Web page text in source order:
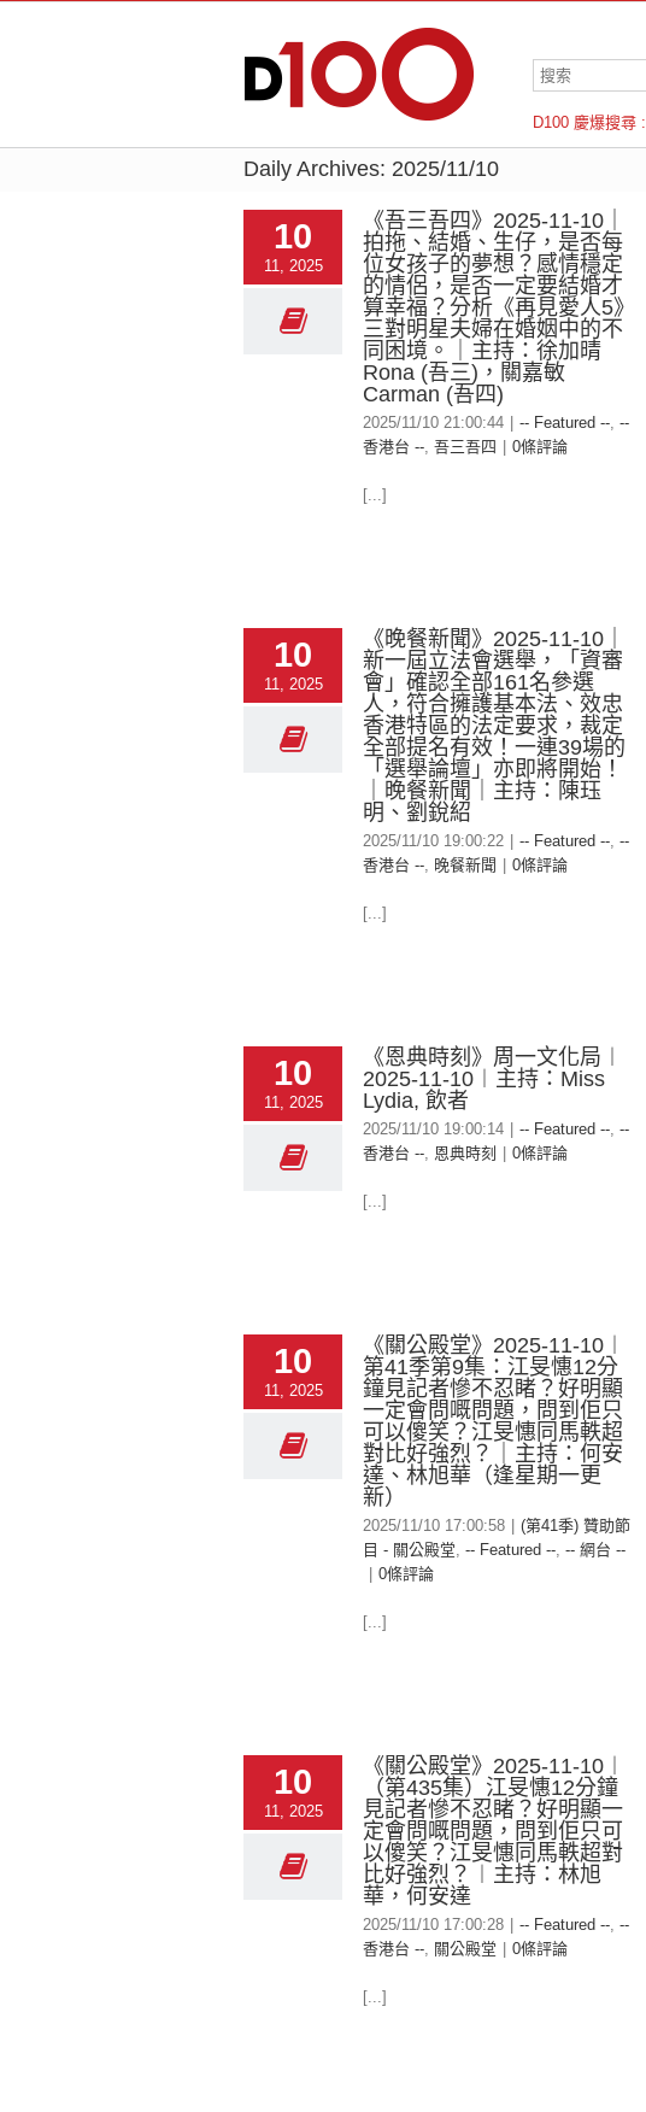
D100 慶爆搜尋 :
羅倫斯
Daily Archives: 2025/11/10
10
11, 2025
《吾三吾四》2025-11-10｜
拍拖、結婚、生仔，是否每
位女孩子的夢想？感情穩定
的情侶，是否一定要結婚才
算幸福？分析《再見愛人5》
三對明星夫婦在婚姻中的不
同困境。｜主持：徐加晴
Rona (吾三)，關嘉敏
Carman (吾四)
2025/11/10 21:00:44 -- Featured --, --
香港台 --, 吾三吾四 0條評論
[...]
10
11, 2025
《晚餐新聞》2025-11-10｜
新一屆立法會選舉，「資審
會」確認全部161名參選
人，符合擁護基本法、效忠
香港特區的法定要求，裁定
全部提名有效！一連39場的
「選舉論壇」亦即將開始！
｜晚餐新聞｜主持：陳珏
明、劉銳紹
2025/11/10 19:00:22 -- Featured --, --
香港台 --, 晚餐新聞 0條評論
[...]
10
11, 2025
《恩典時刻》周一文化局︱
2025-11-10︱主持：Miss
Lydia, 飲者
2025/11/10 19:00:14 -- Featured --, --
香港台 --, 恩典時刻 0條評論
[...]
10
11, 2025
《關公殿堂》2025-11-10︱
第41季第9集：江旻憓12分
鐘見記者慘不忍睹？好明顯
一定會問嘅問題，問到佢只
可以傻笑？江旻憓同馬軼超
對比好強烈？｜主持：何安
達、林旭華（逢星期一更
新）
2025/11/10 17:00:58
(第41季) 贊助節
目 - 關公殿堂, -- Featured --, -- 網台 --
0條評論
[...]
10
11, 2025
《關公殿堂》2025-11-10︱
（第435集）江旻憓12分鐘
見記者慘不忍睹？好明顯一
定會問嘅問題，問到佢只可
以傻笑？江旻憓同馬軼超對
比好強烈？︱主持：林旭
華，何安達
2025/11/10 17:00:28 -- Featured --, --
香港台 --, 關公殿堂 0條評論
[...]